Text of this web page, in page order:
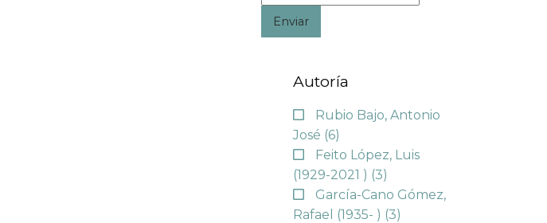
Enviar
Autoría
Rubio Bajo, Antonio
José (6)
Feito López, Luis
(1929-2021 ) (3)
García-Cano Gómez,
Rafael (1935- ) (3)